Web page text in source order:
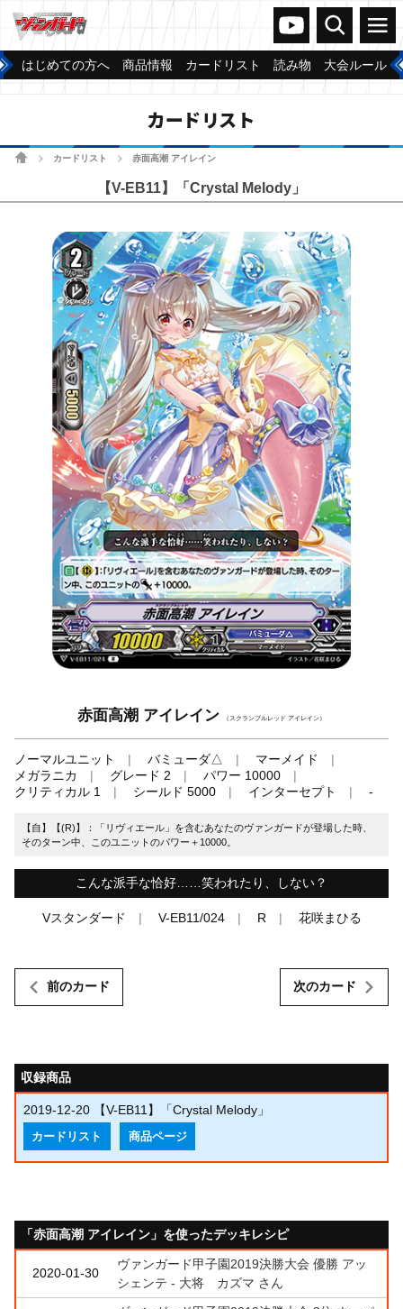
ヴァンガードch
検索 メニュー
はじめての方へ 商品情報 カードリスト 読み物 大会ルール
カードリスト
ホームカードリスト 赤面高潮 アイレイン
【V-EB11】「Crystal Melody」
赤面高潮 アイレイン （スクランブルレッド アイレイン）
ノーマルユニット バミューダ△
マーメイド
メガラニカ
グレード 2
パワー 10000
クリティカル 1
シールド 5000 インターセプト -
【自】【(R)】：「リヴィエール」を含むあなたのヴァンガードが登場した時、
そのターン中、このユニットのパワー＋10000。
こんな派手な恰好……笑われたり、しない？
Vスタンダード V-EB11/024 R 花咲まひる
前のカード 次のカード
収録商品
2019-12-20 【V-EB11】「Crystal Melody」
カードリスト 商品ページ
「赤面高潮 アイレイン」を使ったデッキレシピ
2020-01-30
ヴァンガード甲子園2019決勝大会 優勝 アッ
シェンテ - 大将 カズマ さん